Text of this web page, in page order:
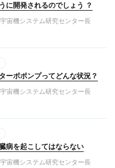
に開発されるのでしょう ？
宙機システム研究センター長
ーボポンプってどんな状況？
宙機システム研究センター長
病を起こしてはならない
宙機システム研究センター長